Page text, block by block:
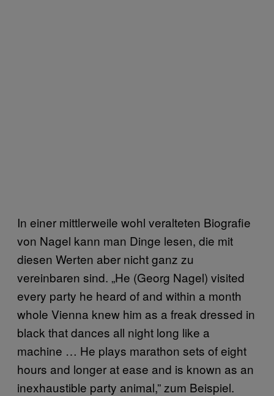
In einer mittlerweile wohl veralteten Biografie
von Nagel kann man Dinge lesen, die mit
diesen Werten aber nicht ganz zu
vereinbaren sind. „He (Georg Nagel) visited
every party he heard of and within a month
whole Vienna knew him as a freak dressed in
black that dances all night long like a
machine … He plays marathon sets of eight
hours and longer at ease and is known as an
inexhaustible party animal,” zum Beispiel.